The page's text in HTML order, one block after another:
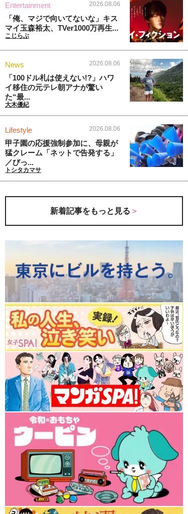
Entertainment 2026.08.06
「俺、マジで向いてないな」キス
マイ玉森裕太、TVer1000万再生...
こじらぶ
News 2026.08.06
「100ドル札は使えない!?」ハワ
イ移住の元テレ朝アナが驚い
た“最...
大木優紀
Lifestyle 2026.08.06
甲子園の応援強制参加に、母親が
猛クレーム「ネットで告発する」
／びっ...
トシタカマサ
新着記事をもっと見る